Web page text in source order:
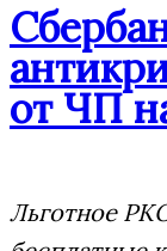
от ЧП
Льготное